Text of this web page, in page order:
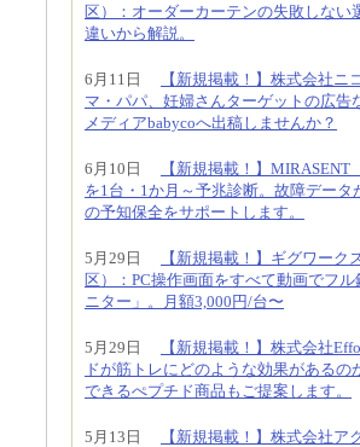
区）：オーダーカーテンの失敗しな
違いから解説。
6月11日
【新規掲載！】株式会社
マ・パパ、妊婦さんターゲットの広
メディアbabycoへ出稿しませんか？
6月10日
【新規掲載！】
を1台・1か月～予兆診断。故障デー
の予知保全をサポートします。
5月29日
【新規掲載！】ギグワー
区）：PC操作画面をすべて動画でフ
ニター」。月額3,000円/台〜
5月29日
【新規掲載！】株式会社
ドが筋トレにどのような効果がある
できるぺプチド商品もご提案します。
5月13日
【新規掲載！】株式会社